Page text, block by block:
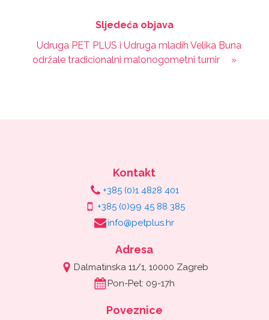
Sljedeća objava
Udruga PET PLUS i Udruga mladih Velika Buna
održale tradicionalni malonogometni turnir
»
Kontakt
+385 (0)1 4828 401
+385 (0)99 45 88 385
info@petplus.hr
Adresa
Dalmatinska 11/1, 10000 Zagreb
Pon-Pet: 09-17h
Poveznice